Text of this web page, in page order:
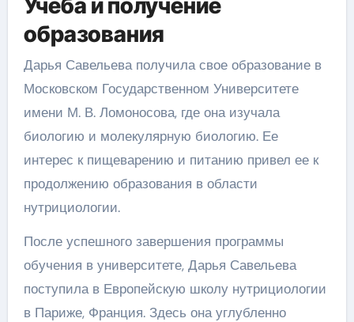
образования
Дарья Савельева получила свое образование в
Московском Государственном Университете
имени М. В. Ломоносова, где она изучала
биологию и молекулярную биологию. Ее
интерес к пищеварению и питанию привел ее к
продолжению образования в области
нутрициологии.
После успешного завершения программы
обучения в университете, Дарья Савельева
поступила в Европейскую школу нутрициологии
в Париже, Франция. Здесь она углубленно